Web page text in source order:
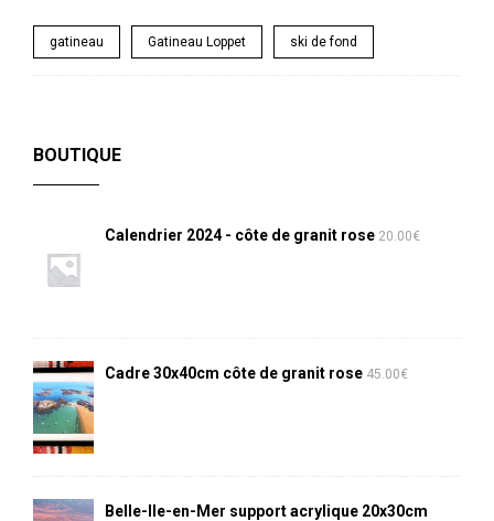
gatineau Gatineau Loppet ski de fond
BOUTIQUE
Calendrier 2024 - côte de granit rose 20.00€
Cadre 30x40cm côte de granit rose 45.00€
Belle-Ile-en-Mer support acrylique 20x30cm